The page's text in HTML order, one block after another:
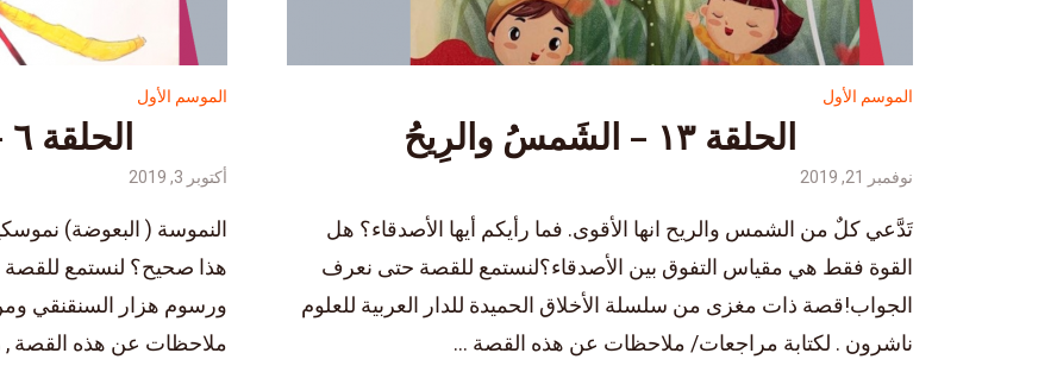
الموسم الأول
الحلقة ١٣ – الشَمسُ والرِيحُ
نوفمبر 21, 2019
تَدَّعي كلٌ من الشمس والريح انها الأقوى. فما رأيكم أيها الأصدقاء؟ هل
القوة فقط هي مقياس التفوق بين الأصدقاء؟لنستمع للقصة حتى نعرف
الجواب!قصة ذات مغزى من سلسلة الأخلاق الحميدة للدار العربية للعلوم
ناشرون . لكتابة مراجعات/ ملاحظات عن هذه القصة ...
الموسم الأول
الحلقة ٦ – النَّمَسةُ “نَموسْكيتو”
أكتوبر 3, 2019
النموسة ( البعوضة)
هذا صحيح؟ لنستمع للقصة
ورسوم هزار السنقنقي
ملاحظات عن هذه القصة ,